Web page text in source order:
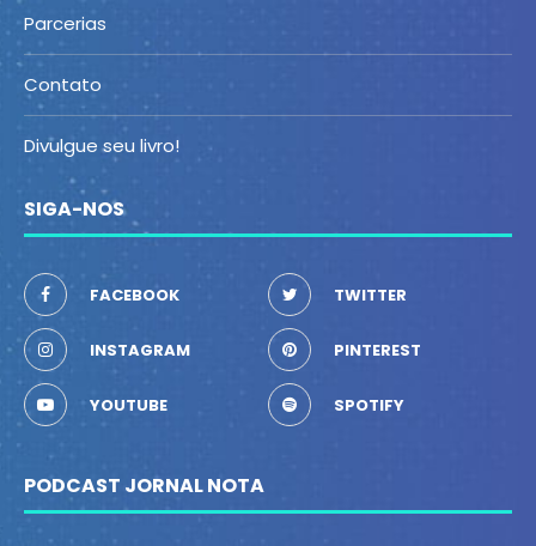
Parcerias
Contato
Divulgue seu livro!
SIGA-NOS
FACEBOOK TWITTER
INSTAGRAM PINTEREST
YOUTUBE SPOTIFY
PODCAST JORNAL NOTA